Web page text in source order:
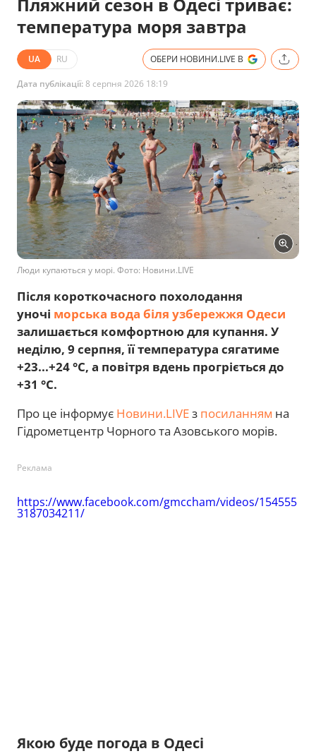
температура моря завтра
UA RU ОБЕРИ НОВИНИ.LIVE В
Дата публікації:8 серпня 2026 18:19
Люди купаються у морі. Фото: Новини.LIVE
Після короткочасного похолодання
уночі морська вода біля узбережжя Одеси
залишається комфортною для купання. У
неділю, 9 серпня, її температура сягатиме
+23...+24 °C, а повітря вдень прогріється до
+31 °C.
Про це інформує Новини.LIVEз посиланням на
Гідрометцентр Чорного та Азовського морів.
Реклама
https://www.facebook.com/gmccham/videos/154555
3187034211/
Якою буде погода в Одесі